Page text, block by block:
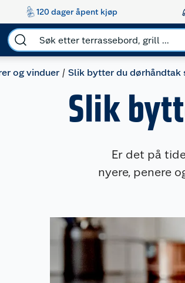
120 dager åpent kjøp
og vinduer Slik bytter du dørhåndtak
Slik
Er det på
nyere, penere